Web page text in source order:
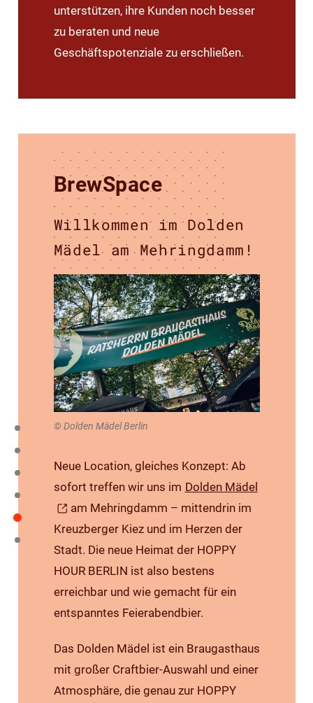
unterstützen, ihre Kunden noch besser
zu beraten und neue
Geschäftspotenziale zu erschließen.
BrewSpace
Willkommen im Dolden
Mädel am Mehringdamm!
© Dolden Mädel Berlin
Neue Location, gleiches Konzept: Ab
sofort treffen wir uns im Dolden Mädel
am Mehringdamm – mittendrin im
Kreuzberger Kiez und im Herzen der
Stadt. Die neue Heimat der HOPPY
HOUR BERLIN ist also bestens
erreichbar und wie gemacht für ein
entspanntes Feierabendbier.
Das Dolden Mädel ist ein Braugasthaus
mit großer Craftbier-Auswahl und einer
Atmosphäre, die genau zur HOPPY